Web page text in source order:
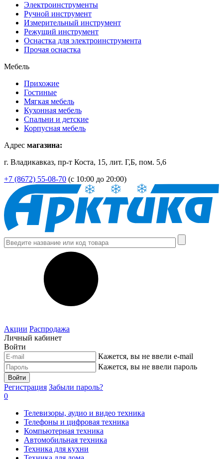
Электроинструменты
Ручной инструмент
Измерительный инструмент
Режущий инструмент
Оснастка для электроинструмента
Прочая оснастка
Мебель
Прихожие
Гостиные
Мягкая мебель
Кухонная мебель
Спальни и детские
Корпусная мебель
Адрес магазина:
г. Владикавказ, пр-т Коста, 15, лит. Г,Б, пом. 5,6
+7 (8672) 55-08-70 (с 10:00 до 20:00)
Акции Распродажа
Личный кабинет
Войти
Кажется, вы не ввели e-mail
Кажется, вы не ввели пароль
Войти
Регистрация Забыли пароль?
0
Телевизоры, аудио и видео техника
Телефоны и цифровая техника
Компьютерная техника
Автомобильная техника
Техника для кухни